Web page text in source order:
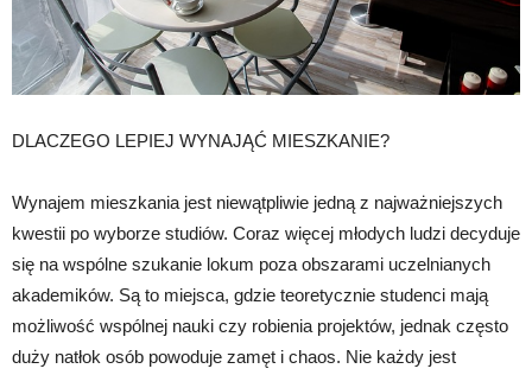
DLACZEGO LEPIEJ WYNAJĄĆ MIESZKANIE?
Wynajem mieszkania jest niewątpliwie jedną z najważniejszych
kwestii po wyborze studiów. Coraz więcej młodych ludzi decyduje
się na wspólne szukanie lokum poza obszarami uczelnianych
akademików. Są to miejsca, gdzie teoretycznie studenci mają
możliwość wspólnej nauki czy robienia projektów, jednak często
duży natłok osób powoduje zamęt i chaos. Nie każdy jest